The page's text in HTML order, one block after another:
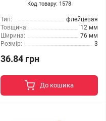
Код товару: 1578
Тип:
флейцевая
Товщина:
12 мм
Ширина:
76 мм
Розмір:
3
36.84 грн
До кошика